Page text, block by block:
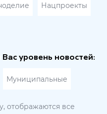
Нацпроекты
уровень новостей:
Муниципальные
отображаются все